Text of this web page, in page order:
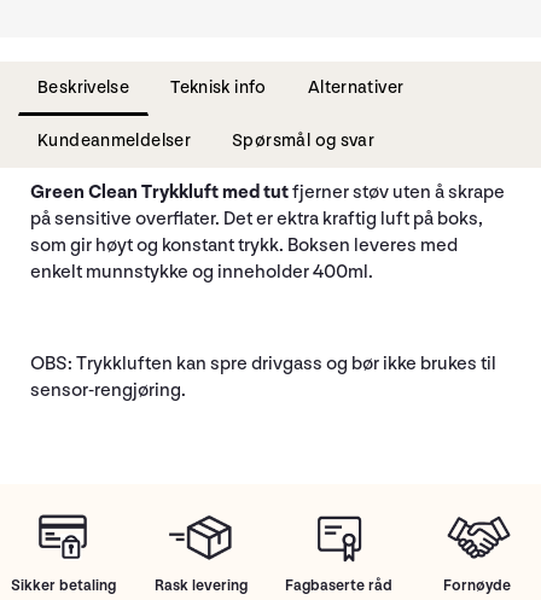
Beskrivelse Teknisk info Alternativer
Kundeanmeldelser Spørsmål og svar
Green Clean Trykkluft med tutfjerner støv uten å skrape
på sensitive overflater. Det er ektra kraftig luft på boks,
som gir høyt og konstant trykk. Boksen leveres med
enkelt munnstykke og inneholder 400ml.
OBS: Trykkluften kan spre drivgass og bør ikke brukes til
sensor-rengjøring.
Sikker betaling Rask levering Fagbaserte råd
Fornøyde